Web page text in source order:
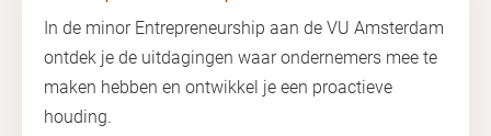
In de minor Entrepreneurship aan de VU Amsterdam
ontdek je de uitdagingen waar ondernemers mee te
maken hebben en ontwikkel je een proactieve
houding.